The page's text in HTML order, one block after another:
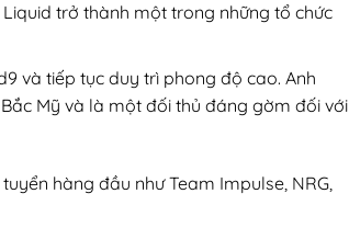
trở thành một trong những tổ chức
và tiếp tục duy trì phong độ cao. Anh
Mỹ và là một đối thủ đáng gờm đối với
hàng đầu như Team Impulse, NRG,